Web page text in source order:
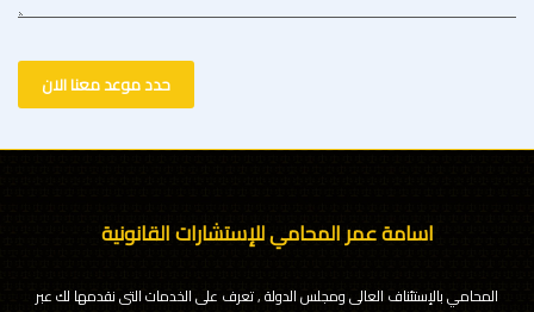
حدد موعد معنا الان
اسامة عمر المحامي للإستشارات القانونية
المحامي بالإستئناف العالى ومجلس الدولة , تعرف على الخدمات التى نقدمها لك عبر